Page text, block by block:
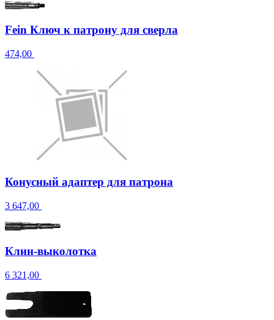
Fein Ключ к патрону для сверла
474,00
Конусный адаптер для патрона
3 647,00
Клин-выколотка
6 321,00